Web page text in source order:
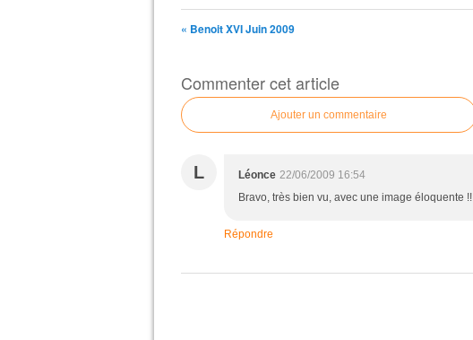
« Benoit XVI Juin 2009
Commenter cet article
Ajouter un commentaire
L Léonce 22/06/2009 16:54
Bravo, très bien vu, avec une image éloquente !!
Répondre